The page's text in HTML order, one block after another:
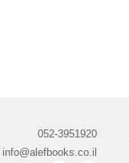
052-3951920
info@alefbooks.co.il